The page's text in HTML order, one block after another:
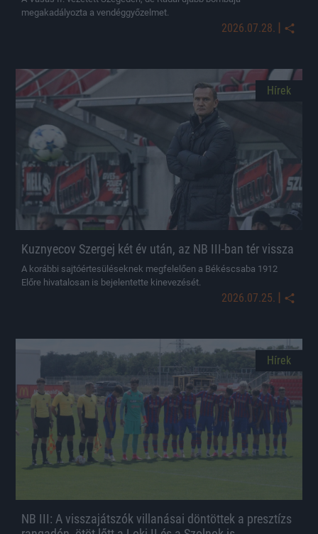
megakadályozta a vendéggyőzelmet.
2026.07.28. |
Hírek
Kuznyecov Szergej két év után, az NB III-ban tér vissza
A korábbi sajtóértesüléseknek megfelelően a Békéscsaba 1912
Előre hivatalosan is bejelentette kinevezését.
2026.07.25. |
Hírek
NB III: A visszajátszók villanásai döntöttek a presztízs